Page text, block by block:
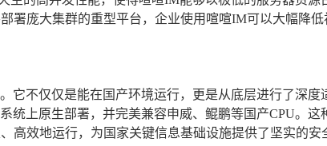
署庞大集群的重型平台，企业使用喧喧IM可以大幅降
。它不仅仅是能在国产环境运行，更是从底层进行了深度
统上原生部署，并完美兼容申威、鲲鹏等国产CPU。这
高效地运行，为国家关键信息基础设施提供了坚实的安